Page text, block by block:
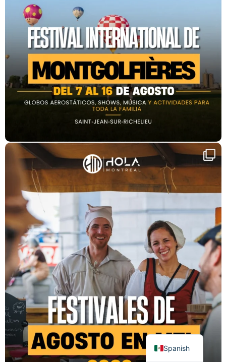
Spanish